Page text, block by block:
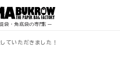
ていただきました！